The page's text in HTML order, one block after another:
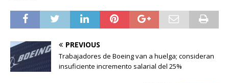
PREVIOUS
Trabajadores de Boeing van a huelga; consideran
insuficiente incremento salarial del 25%